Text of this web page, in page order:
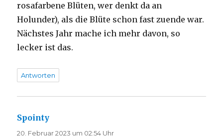
rosafarbene Blüten, wer denkt da an
Holunder), als die Blüte schon fast zuende war.
Nächstes Jahr mache ich mehr davon, so
lecker ist das.
Antworten
Spointy
20. Februar 2023 um 02:54 Uhr